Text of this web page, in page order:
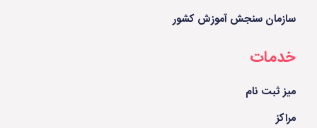
سازمان سنجش آموزش کشور
خدمات
میز ثبت نام